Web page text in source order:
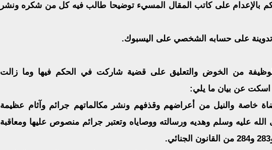
بالإعدام على كاتب المقال المسيء توضيحا طالب فيه كل من شكره ونشر
على حسابه الشخصي على اليسبوك.
من الخوض والتعليق على قضية شاركت في الحكم فيها وما زالت
اسكت عن بيان ما يلي:
خاصة والنيل من أعراضهم وقذفهم ونشر مكالماتهم جرائم وآثام عظيمة
عليه وسلم وهديه ورسالته ووصاياه وتعتبر جرائم منصوص عليها ومعاقبة